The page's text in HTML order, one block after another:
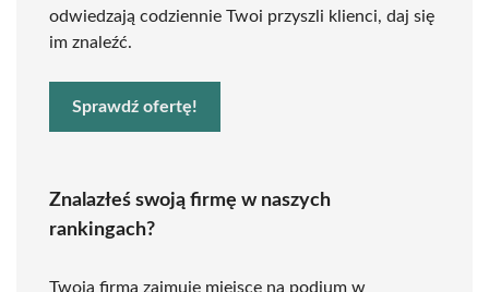
odwiedzają codziennie Twoi przyszli klienci, daj się
im znaleźć.
Sprawdź ofertę!
Znalazłeś swoją firmę w naszych
rankingach?
Twoja firma zajmuje miejsce na podium w